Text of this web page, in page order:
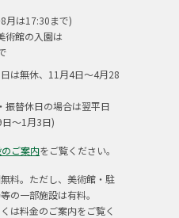
月は17:30まで)
術館の入園は
は無休、11月4日～4月28
替休日の場合は翌平日
～1月3日)
ご案内をご覧ください。
料。ただし、美術館・駐
の一部施設は有料。
は料金のご案内をご覧く